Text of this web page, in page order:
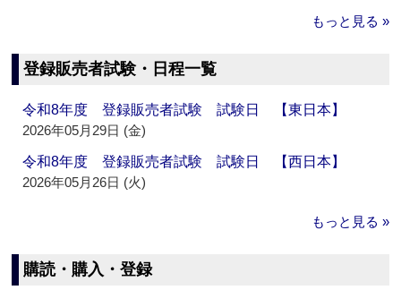
もっと見る »
登録販売者試験・日程一覧
令和8年度 登録販売者試験 試験日 【東日本】
2026年05月29日 (金)
令和8年度 登録販売者試験 試験日 【西日本】
2026年05月26日 (火)
もっと見る »
購読・購入・登録